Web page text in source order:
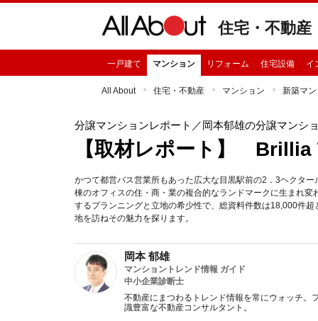
住宅・不動産
一戸建て マンション リフォーム 住宅設備 イ
All About 住宅・不動産 マンション 新築マ
分譲マンションレポート ／岡本郁雄の分譲マンシ
【取材レポート】 Brillia
かつて都営バス営業所もあった広大な目黒駅前の2．3ヘクタ
棟のオフィスの住・商・業の複合的なランドマークに生まれ
するプランニングと立地の希少性で、総資料件数は18,000件
地を訪ねその魅力を探ります。
岡本 郁雄
マンショントレンド情報 ガイド
中小企業診断士
不動産にまつわるトレンド情報を常にウォッチ
識豊富な不動産コンサルタント。